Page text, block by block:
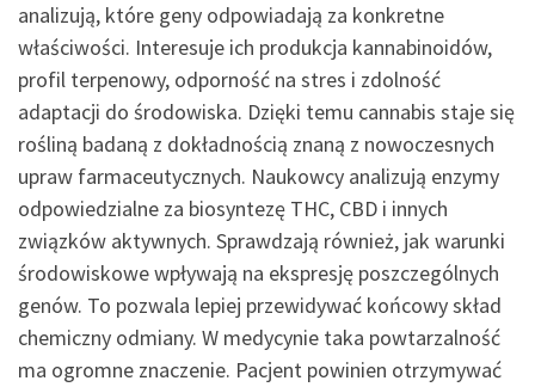
analizują, które geny odpowiadają za konkretne
właściwości. Interesuje ich produkcja kannabinoidów,
profil terpenowy, odporność na stres i zdolność
adaptacji do środowiska. Dzięki temu cannabis staje się
rośliną badaną z dokładnością znaną z nowoczesnych
upraw farmaceutycznych. Naukowcy analizują enzymy
odpowiedzialne za biosyntezę THC, CBD i innych
związków aktywnych. Sprawdzają również, jak warunki
środowiskowe wpływają na ekspresję poszczególnych
genów. To pozwala lepiej przewidywać końcowy skład
chemiczny odmiany. W medycynie taka powtarzalność
ma ogromne znaczenie. Pacjent powinien otrzymywać